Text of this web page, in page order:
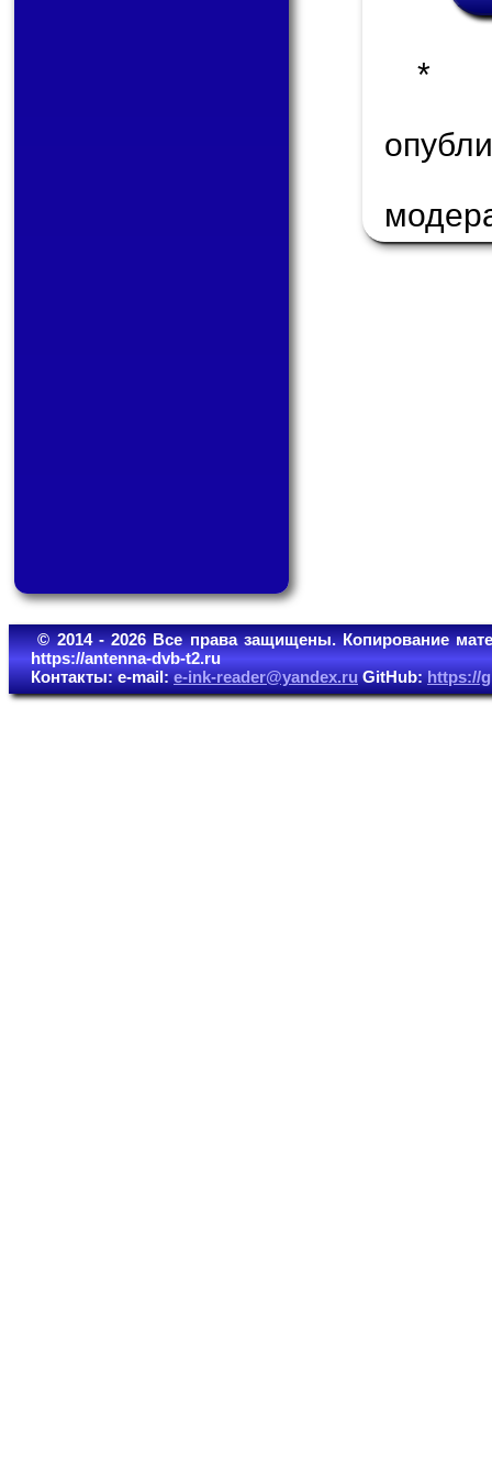
*
© 2014 - 2026 Все права защищены. Копирование
https://antenna-dvb-t2.ru
Контакты: e-mail:e-ink-reader@yandex.ruGitHub:https://